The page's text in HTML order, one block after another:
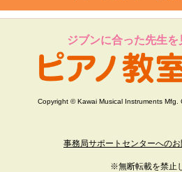
ジブンに合った先生を
Copyright © Kawai Musical Instruments Mfg.
事務局サポートセンターへの
※無断転載を禁止